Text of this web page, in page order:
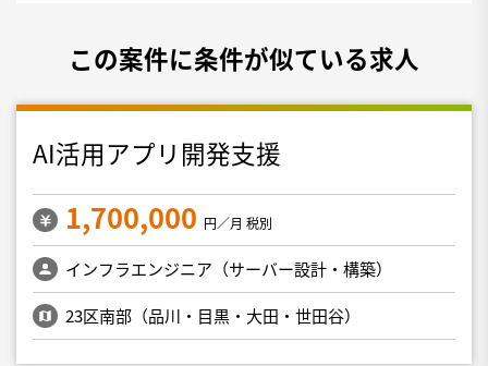
この案件に条件が似ている求人
AI活用アプリ開発支援
1,700,000 円／月 税別
インフラエンジニア（サーバー設計・構築）
23区南部（品川・目黒・大田・世田谷）